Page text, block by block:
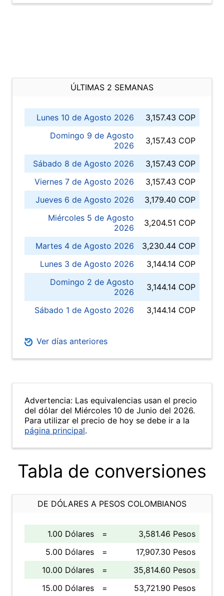
ÚLTIMAS 2 SEMANAS
Lunes 10 de Agosto 2026
3,157.43 COP
Domingo 9 de Agosto
2026
3,157.43 COP
Sábado 8 de Agosto 2026
3,157.43 COP
Viernes 7 de Agosto 2026
3,157.43 COP
Jueves 6 de Agosto 2026
3,179.40 COP
Miércoles 5 de Agosto
2026
3,204.51 COP
Martes 4 de Agosto 2026
3,230.44 COP
Lunes 3 de Agosto 2026
3,144.14 COP
Domingo 2 de Agosto
2026
3,144.14 COP
Sábado 1 de Agosto 2026 3,144.14 COP
Ver días anteriores
Advertencia: Las equivalencias usan el precio
del dólar del Miércoles 10 de Junio del 2026.
Para utilizar el precio de hoy se debe ir a la
página principal.
Tabla de conversiones
DE DÓLARES A PESOS COLOMBIANOS
1.00 Dólares =
3,581.46 Pesos
5.00 Dólares
=
17,907.30 Pesos
10.00 Dólares
=
35,814.60 Pesos
15.00 Dólares
=
53,721.90 Pesos